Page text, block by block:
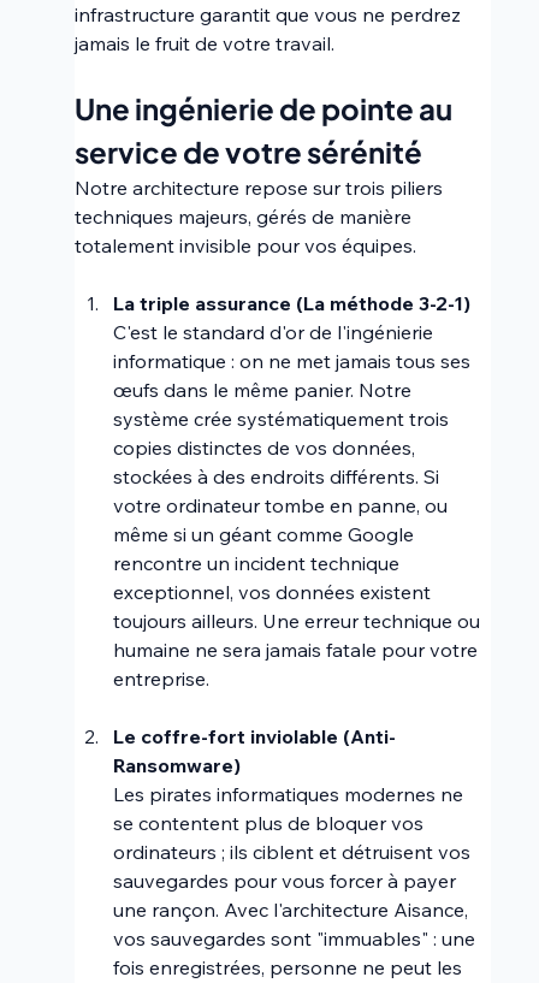
infrastructure garantit que vous ne perdrez
jamais le fruit de votre travail.
Une ingénierie de pointe au
service de votre sérénité
Notre architecture repose sur trois piliers
techniques majeurs, gérés de manière
totalement invisible pour vos équipes.
La triple assurance (La méthode 3-2-1)
C'est le standard d'or de l'ingénierie
informatique : on ne met jamais tous ses
œufs dans le même panier. Notre
système crée systématiquement trois
copies distinctes de vos données,
stockées à des endroits différents. Si
votre ordinateur tombe en panne, ou
même si un géant comme Google
rencontre un incident technique
exceptionnel, vos données existent
toujours ailleurs. Une erreur technique ou
humaine ne sera jamais fatale pour votre
entreprise.
Le coffre-fort inviolable (Anti-
Ransomware)
Les pirates informatiques modernes ne
se contentent plus de bloquer vos
ordinateurs ; ils ciblent et détruisent vos
sauvegardes pour vous forcer à payer
une rançon. Avec l'architecture Aisance,
vos sauvegardes sont "immuables" : une
fois enregistrées, personne ne peut les